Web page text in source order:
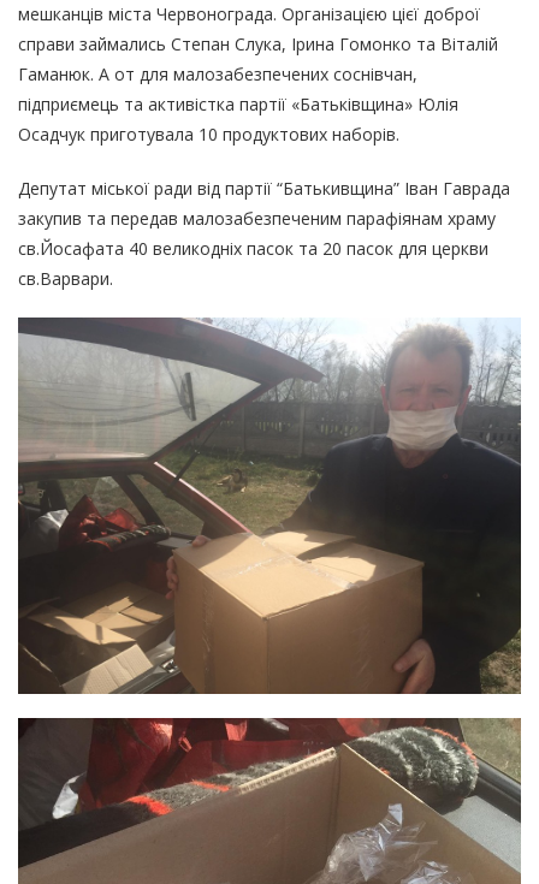
мешканців міста Червонограда. Організацією цієї доброї
справи займались Степан Слука, Ірина Гомонко та Віталій
Гаманюк. А от для малозабезпечених соснівчан,
підприємець та активістка партії «Батьківщина» Юлія
Осадчук приготувала 10 продуктових наборів.
Депутат міської ради від партії “Батькивщина” Іван Гаврада
закупив та передав малозабезпеченим парафіянам храму
св.Йосафата 40 великодніх пасок та 20 пасок для церкви
св.Варвари.